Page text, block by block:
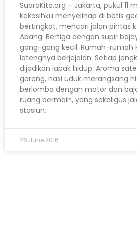
SuaraKita.org – Jakarta, pukul 11
kekasihku menyelinap di betis
bertingkat, mencari jalan pintas
Abang. Bertiga dengan supir
gang-gang kecil. Rumah-rumah
lotengnya berjejalan. Setiap
dijadikan lapak hidup. Aroma
goreng, nasi uduk merangsang
berlomba dengan motor dan
ruang bermain, yang sekaligus
stasiun.
26 June 2016